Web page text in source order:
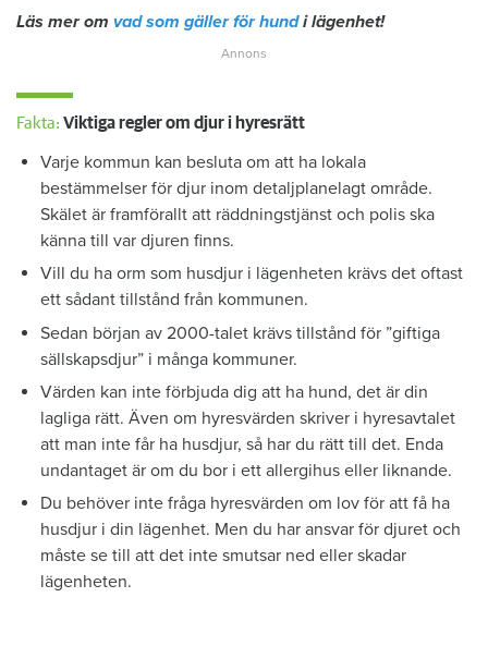
Läs mer om vad som gäller för hundi lägenhet!
Fakta: Viktiga regler om djur i hyresrätt
Varje kommun kan besluta om att ha lokala
bestämmelser för djur inom detaljplanelagt område.
Skälet är framförallt att räddningstjänst och polis ska
känna till var djuren finns.
Vill du ha orm som husdjur i lägenheten krävs det oftast
ett sådant tillstånd från kommunen.
Sedan början av 2000-talet krävs tillstånd för ”giftiga
sällskapsdjur” i många kommuner.
Värden kan inte förbjuda dig att ha hund, det är din
lagliga rätt. Även om hyresvärden skriver i hyresavtalet
att man inte får ha husdjur, så har du rätt till det. Enda
undantaget är om du bor i ett allergihus eller liknande.
Du behöver inte fråga hyresvärden om lov för att få ha
husdjur i din lägenhet. Men du har ansvar för djuret och
måste se till att det inte smutsar ned eller skadar
lägenheten.